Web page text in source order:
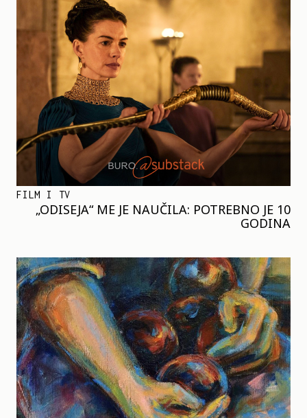
FILM I TV
„ODISEJA“ ME JE NAUČILA: POTREBNO JE 10
GODINA